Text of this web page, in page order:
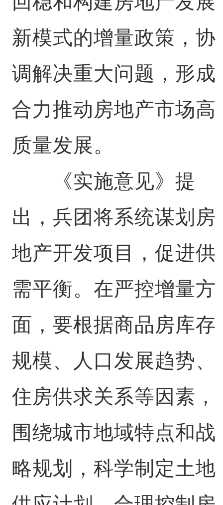
新模式的增量政策，协
调解决重大问题，形成
合力推动房地产市场高
质量发展。
《实施意见》提
出，兵团将系统谋划房
地产开发项目，促进供
需平衡。在严控增量方
面，要根据商品房库存
规模、人口发展趋势、
住房供求关系等因素，
围绕城市地域特点和战
略规划，科学制定土地